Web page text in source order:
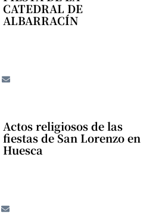
CATEDRAL DE
ALBARRACÍN
Actos religiosos de las
fiestas de San Lorenzo en
Huesca